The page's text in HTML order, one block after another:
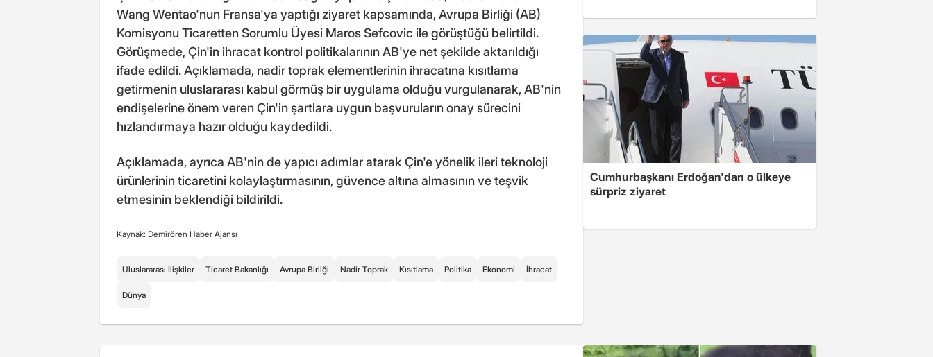
Wang Wentao'nun Fransa'ya yaptığı ziyaret kapsamında, Avrupa Birliği (AB)
Komisyonu Ticaretten Sorumlu Üyesi Maros Sefcovic ile görüştüğü belirtildi.
Görüşmede, Çin'in ihracat kontrol politikalarının AB'ye net şekilde aktarıldığı
ifade edildi. Açıklamada, nadir toprak elementlerinin ihracatına kısıtlama
getirmenin uluslararası kabul görmüş bir uygulama olduğu vurgulanarak, AB'nin
endişelerine önem veren Çin'in şartlara uygun başvuruların onay sürecini
hızlandırmaya hazır olduğu kaydedildi.
Açıklamada, ayrıca AB'nin de yapıcı adımlar atarak Çin'e yönelik ileri teknoloji
ürünlerinin ticaretini kolaylaştırmasının, güvence altına almasının ve teşvik
etmesinin beklendiği bildirildi.
Kaynak: Demirören Haber Ajansı
Uluslararası İlişkiler Ticaret Bakanlığı Avrupa Birliği Nadir Toprak Kısıtlama Politika Ekonomi İhracat
Dünya
Cumhurbaşkanı Erdoğan'dan o ülkeye
sürpriz ziyaret